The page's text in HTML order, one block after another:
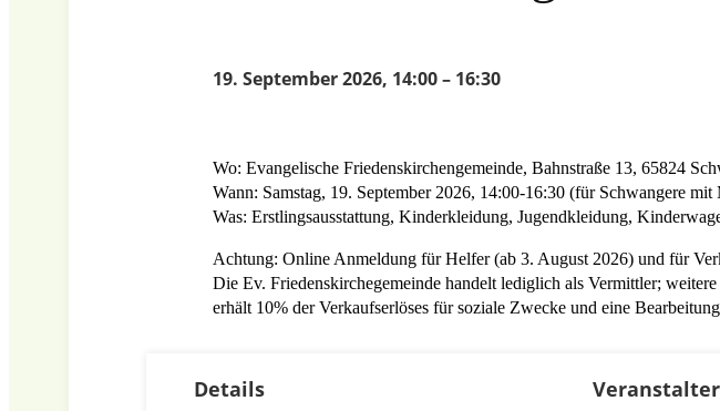
19. September 2026, 14:00– 16:30
Wo: Evangelische Friedenskirchengemeinde, Bahnstraße 13, 65824
Wann: Samstag, 19. September 2026, 14:00-16:30 (für Schwangere mit
Was: Erstlingsausstattung, Kinderkleidung, Jugendkleidung,
Achtung: Online Anmeldung für Helfer (ab 3. August 2026) und für
Die Ev. Friedenskirchegemeinde handelt lediglich als Vermittler;
erhält 10% der Verkaufserlöses für soziale Zwecke und eine
Details Veranstalter